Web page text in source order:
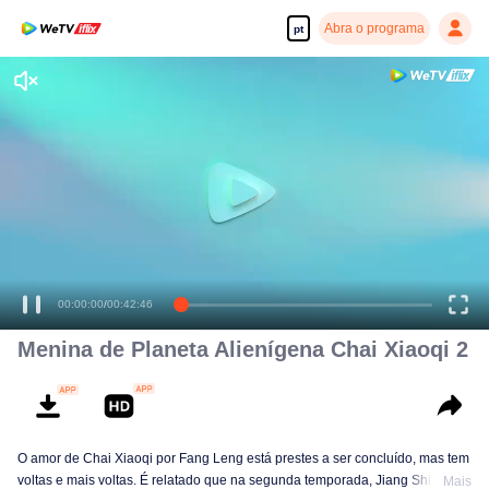
pt Abra o programa
00:00:00/00:42:46
Menina de Planeta Alienígena Chai Xiaoqi 2
O amor de Chai Xiaoqi por Fang Leng está prestes a ser concluído, mas tem
voltas e mais voltas. É relatado que na segunda temporada, Jiang Shiyi, Mais